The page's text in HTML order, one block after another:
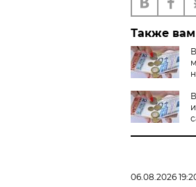
Также
06.08.2026